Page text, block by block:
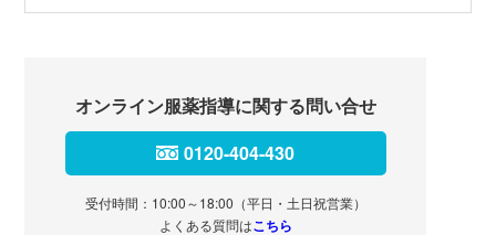
オンライン服薬指導に関する問い合せ
0120-404-430
受付時間：10:00～18:00（平日・土日祝営業）
よくある質問はこちら